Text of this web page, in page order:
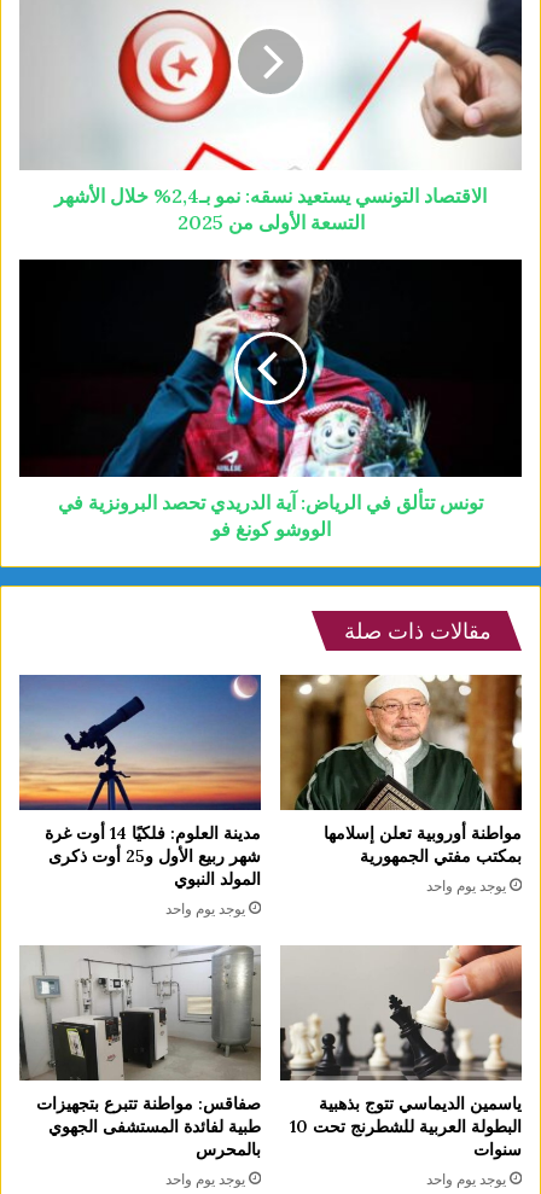
الاقتصاد التونسي يستعيد نسقه: نمو بـ2,4% خلال الأشهر
التسعة الأولى من 2025
تونس تتألق في الرياض: آية الدريدي تحصد البرونزية في
الووشو كونغ فو
مقالات ذات صلة
مواطنة أوروبية تعلن إسلامها
بمكتب مفتي الجمهورية
يوجد يوم واحد
مدينة العلوم: فلكيًا 14 أوت غرة
شهر ربيع الأول و25 أوت ذكرى
المولد النبوي
يوجد يوم واحد
ياسمين الديماسي تتوج بذهبية
البطولة العربية للشطرنج تحت 10
سنوات
يوجد يوم واحد
صفاقس: مواطنة تتبرع بتجهيزات
طبية لفائدة المستشفى الجهوي
بالمحرس
يوجد يوم واحد